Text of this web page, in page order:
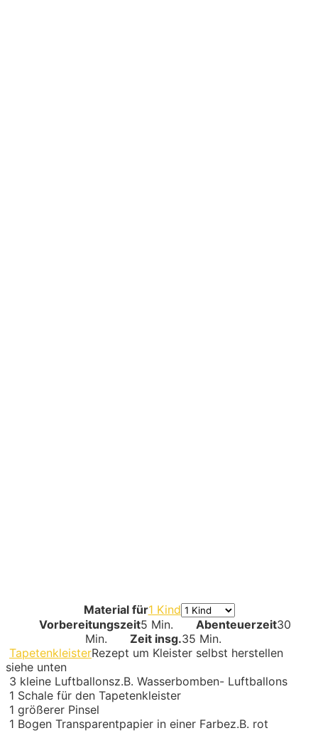
Material für1 Kind
Vorbereitungszeit5 Min. Abenteuerzeit30
Min.
Zeit insg.35 Min.
TapetenkleisterRezept um Kleister selbst herstellen
siehe unten
3 kleine Luftballonsz.B. Wasserbomben- Luftballons
1 Schale für den Tapetenkleister
1 größerer Pinsel
1 Bogen Transparentpapier in einer Farbez.B. rot